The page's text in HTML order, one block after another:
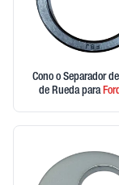
Cono o Separador
de Rueda para